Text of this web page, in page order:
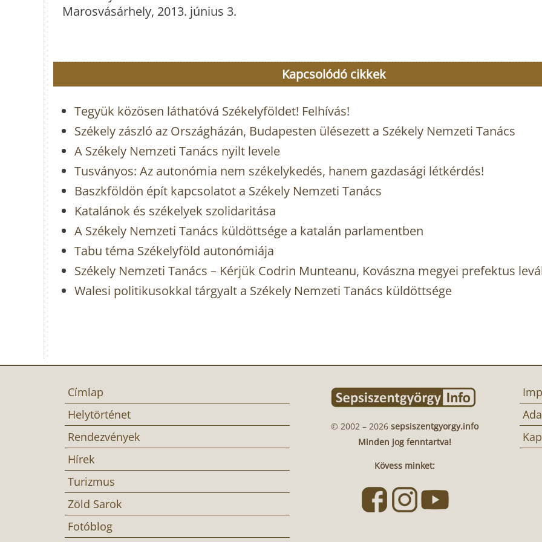
Marosvásárhely, 2013. június 3.
Kapcsolódó cikkek
Tegyük közösen láthatóvá Székelyföldet! Felhívás!
Székely zászló az Országházán, Budapesten ülésezett a Székely Nemzeti Tanács
A Székely Nemzeti Tanács nyilt levele
Tusványos: Az autonómia nem székelykedés, hanem gazdasági létkérdés!
Baszkföldön épít kapcsolatot a Székely Nemzeti Tanács
Katalánok és székelyek szolidaritása
A Székely Nemzeti Tanács küldöttsége a katalán parlamentben
Tabu téma Székelyföld autonómiája
Székely Nemzeti Tanács – Kérjük Codrin Munteanu, Kovászna megyei prefektus
Walesi politikusokkal tárgyalt a Székely Nemzeti Tanács küldöttsége
Címlap
Helytörténet
Rendezvények
Hírek
Turizmus
Zöld Sarok
Fotóblog
© 2002 – 2026 sepsiszentgyorgy.info
Minden jog fenntartva!
Kövess minket: